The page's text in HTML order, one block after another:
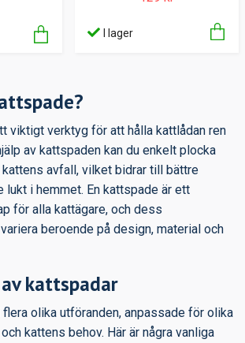
I lager
viktigt verktyg för att hålla kattlådan ren
av kattspaden kan du enkelt plocka
kattens avfall, vilket bidrar till bättre
lukt i hemmet. En kattspade är ett
för alla kattägare, och dess
beroende på design, material och
kattspadar
olika utföranden, anpassade för olika
kattens behov. Här är några vanliga